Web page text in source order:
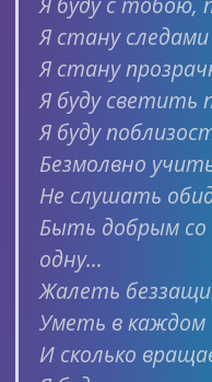
Я стану
Я стану
Я буду светить
Я буду
Безмолвно
Не слушать
Быть добрым со
одну…
Жалеть
Уметь в каждом
И сколько